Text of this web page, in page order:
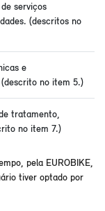
serviços
(descritos no
e
no item 5.)
tratamento,
no item 7.)
pela EUROBIKE,
tiver optado por